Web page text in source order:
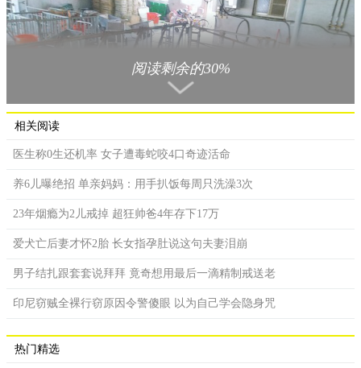
阅读剩余的30%
相关阅读
医生称0生还机率 女子遭毒蛇咬4口奇迹活命
养6儿曝绝招 单亲妈妈：用手扒饭每周只洗澡3次
23年烟瘾为2儿戒掉 超狂帅爸4年存下17万
爱犬亡后妻才怀2胎 长女指孕肚说这句夫妻泪崩
男子结扎跟套套说拜拜 竟奇想用最后一滴精制戒送老
印尼窃贼全裸行窃原因令警傻眼 以为自己学会隐身咒
热门精选